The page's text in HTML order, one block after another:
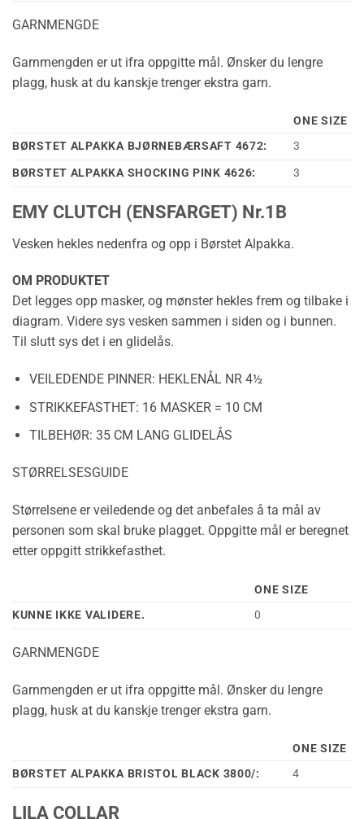
GARNMENGDE
Garnmengden er ut ifra oppgitte mål. Ønsker du lengre
plagg, husk at du kanskje trenger ekstra garn.
ONE SIZE
BØRSTET ALPAKKA BJØRNEBÆRSAFT 4672:
3
BØRSTET ALPAKKA SHOCKING PINK 4626:
3
EMY CLUTCH (ENSFARGET) Nr.1B
Vesken hekles nedenfra og opp i Børstet Alpakka.
OM PRODUKTET
Det legges opp masker, og mønster hekles frem og tilbake i
diagram. Videre sys vesken sammen i siden og i bunnen.
Til slutt sys det i en glidelås.
VEILEDENDE PINNER: HEKLENÅL NR 4½
STRIKKEFASTHET: 16 MASKER = 10 CM
TILBEHØR: 35 CM LANG GLIDELÅS
STØRRELSESGUIDE
Størrelsene er veiledende og det anbefales å ta mål av
personen som skal bruke plagget. Oppgitte mål er beregnet
etter oppgitt strikkefasthet.
ONE SIZE
KUNNE IKKE VALIDERE.
0
GARNMENGDE
Garnmengden er ut ifra oppgitte mål. Ønsker du lengre
plagg, husk at du kanskje trenger ekstra garn.
ONE SIZE
BØRSTET ALPAKKA BRISTOL BLACK 3800/:
4
LILA COLLAR